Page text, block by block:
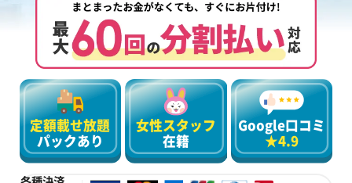
定額載せ放題
パックあり
女性スタッフ
在籍
Google口コミ
★4.9